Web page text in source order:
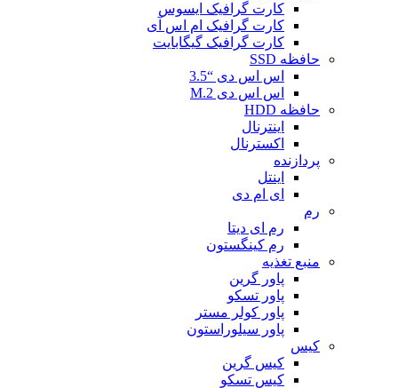
کارت گرافیک ایسوس
کارت گرافیک ام اس آی
کارت گرافیک گیگابایت
حافظه SSD
اس اس دی “3.5
اس اس دی M.2
حافظه HDD
اینترنال
اکسترنال
پردازنده
اینتل
ای ام دی
رم
رم ای دیتا
رم کینگستون
منبع تغذیه
پاور گرین
پاور تسکو
پاور کولر مستر
پاور سیلوراستون
کیس
کیس گرین
کیس تسکو